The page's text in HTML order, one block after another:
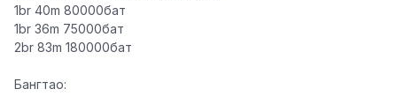
1br 40m 80000бат
1br 36m 75000бат
2br 83m 180000бат
Бангтао: